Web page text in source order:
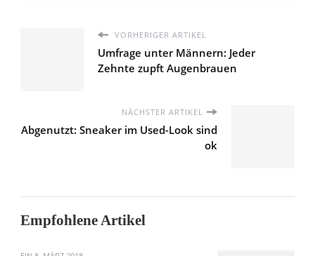
VORHERIGER ARTIKEL
Umfrage unter Männern: Jeder
Zehnte zupft Augenbrauen
NÄCHSTER ARTIKEL
Abgenutzt: Sneaker im Used-Look sind
ok
Empfohlene Artikel